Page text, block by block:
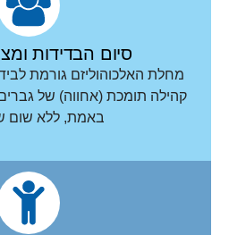
סיום הבדידות
מחלת האלכוהוליזם גורמת
קהילה תומכת (אחווה) של
באמת, ללא שום